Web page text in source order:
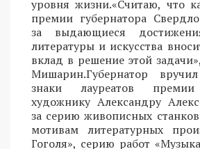
уровня жизни.«Считаю, что
премии губернатора
за выдающиеся
литературы и искусства
вклад в решение этой
Мишарин.Губернатор
знаки лауреатов премии
художнику Александру
за серию живописных
мотивам литературных
Гоголя», серию работ